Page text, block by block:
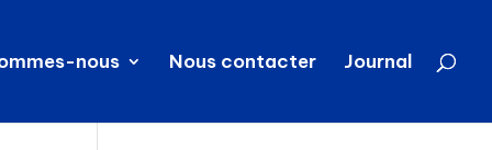
nous Nous contacter Journal